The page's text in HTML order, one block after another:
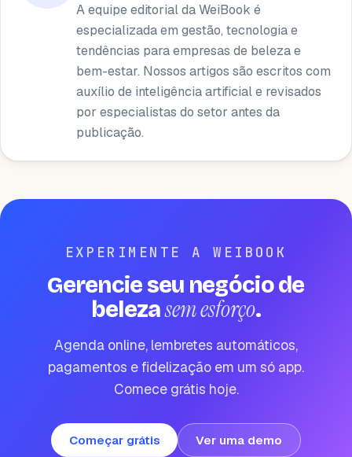
A equipe editorial da WeiBook é
especializada em gestão, tecnologia e
tendências para empresas de beleza e
bem-estar. Nossos artigos são escritos com
auxílio de inteligência artificial e revisados ​​
por especialistas do setor antes da
publicação.
EXPERIMENTE A WEIBOOK
Gerencie seu negócio de
belezasem esforço.
Agenda online, lembretes automáticos,
pagamentos e fidelização em um só app.
Comece grátis hoje.
Começar grátis Ver uma demo